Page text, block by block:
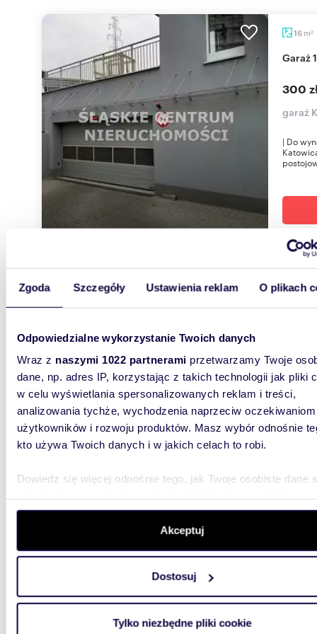
Zgoda Szczegóły Ustawienia reklam O plikach
Odpowiedzialne wykorzystanie Twoich danych
Wraz z naszymi 1022 partnerami przetwarzamy Twoje
dane, np. adres IP, korzystając z takich technologii jak pliki
w celu wyświetlania spersonalizowanych reklam i treści,
analizowania tychże, wychodzenia naprzeciw oczekiwaniom
użytkowników i rozwoju produktów. Masz wybór odnośnie
kto używa Twoich danych i w jakich celach to robi.
Dowiedz się więcej odnośnie tego, jak Twoje osobiste dane
szczegółów. W Deklaracji plików cookie możesz zmienić
wycofać swoją zgodę w dowolnej chwili.
aby oferować funkcje społecznościowe i analizować ruch w
witrynie. Informacje o tym, jak korzystasz z naszej witryny,
analitycznym. Partnerzy mogą połączyć te informacje z
Akceptuj
Dostosuj
Tylko niezbędne pliki cookie
16 m2
300
garaż
| Do
garaż
Do
Kępie
Wynajem garażu 12 m² w centrum Włocławka -
250